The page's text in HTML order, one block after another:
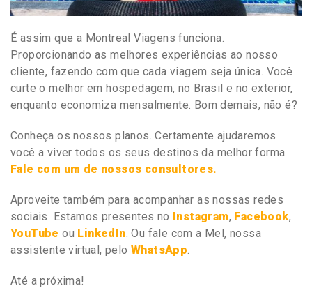
É assim que a Montreal Viagens funciona.
Proporcionando as melhores experiências ao nosso
cliente, fazendo com que cada viagem seja única. Você
curte o melhor em hospedagem, no Brasil e no exterior,
enquanto economiza mensalmente. Bom demais, não é?
Conheça os nossos planos. Certamente ajudaremos
você a viver todos os seus destinos da melhor forma.
Fale com um de nossos consultores.
Aproveite também para acompanhar as nossas redes
sociais. Estamos presentes no
Instagram, Facebook,
YouTube ou LinkedIn. Ou fale com a Mel, nossa
assistente virtual, pelo WhatsApp.
Até a próxima!